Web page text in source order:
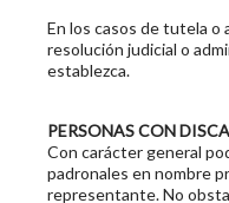
En los casos de tutela o
resolución judicial o
establezca.
PERSONAS CON
Con carácter general
padronales en nombre
representante. No